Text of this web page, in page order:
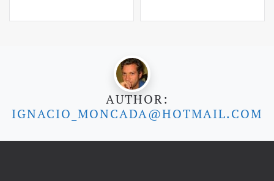
AUTHOR:
IGNACIO_MONCADA@HOTMAIL.COM